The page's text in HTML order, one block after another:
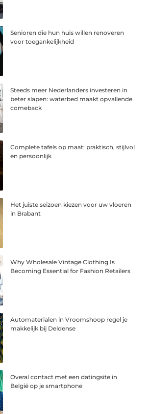
Senioren die hun huis willen renoveren
voor toegankelijkheid
Steeds meer Nederlanders investeren in
beter slapen: waterbed maakt opvallende
comeback
Complete tafels op maat: praktisch, stijlvol
en persoonlijk
Het juiste seizoen kiezen voor uw vloeren
in Brabant
Why Wholesale Vintage Clothing Is
Becoming Essential for Fashion Retailers
Automaterialen in Vroomshoop regel je
makkelijk bij Deldense
Overal contact met een datingsite in
België op je smartphone